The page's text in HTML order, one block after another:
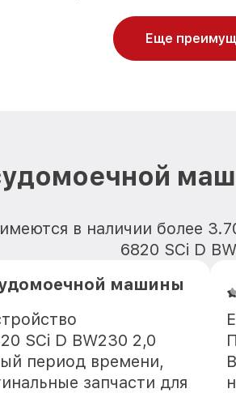
Еще
в наличии более
6820 SCi D
машины
SCi D BW230 2,0
период времени,
запчасти для